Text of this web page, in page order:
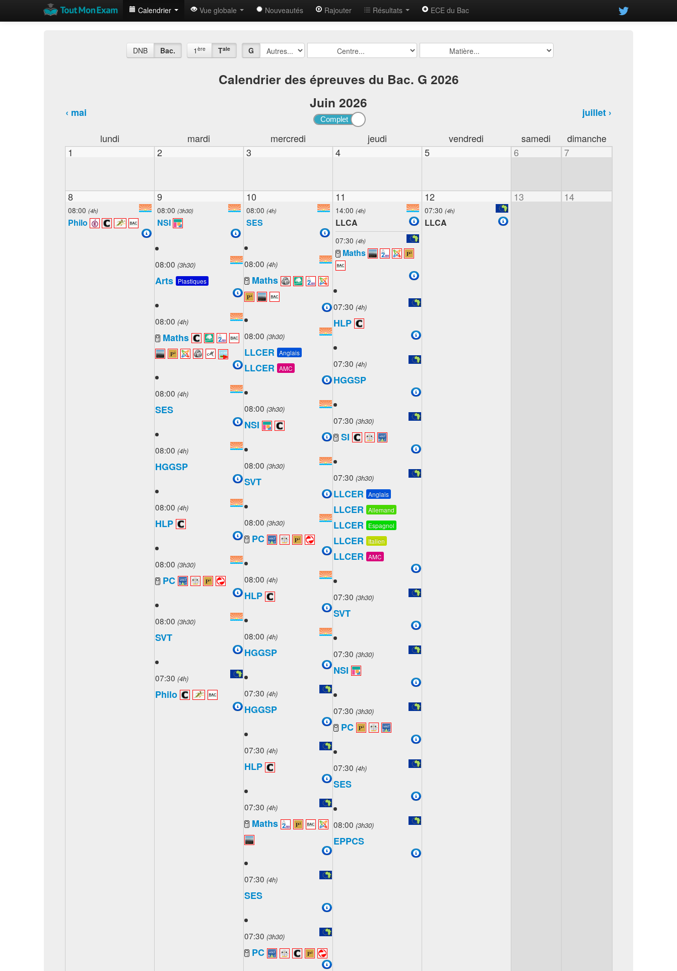
Calendrier Vue globale Nouveautés Rajouter Résultats ECE du Bac
DNB Bac. 1 ère Tale G
Calendrier des épreuves du Bac. G 2026
Juin 2026
‹ mai
juillet ›
lundi
mardi mercredi jeudi vendredi samedi
dimanche
1
2 3 4 5 6 7
8
08:00 (4h)
Philo
9
08:00 (3h30)
NSI
08:00 (3h30)
Arts Plastiques
08:00 (4h)
Maths
08:00 (4h)
SES
08:00 (4h)
HGGSP
08:00 (4h)
HLP
08:00 (3h30)
PC
08:00 (3h30)
SVT
07:30 (4h)
Philo
10
08:00 (4h)
SES
08:00 (4h)
Maths
08:00 (3h30)
LLCER Anglais
LLCER AMC
08:00 (3h30)
NSI
08:00 (3h30)
SVT
08:00 (3h30)
PC
08:00 (4h)
HLP
08:00 (4h)
HGGSP
07:30 (4h)
HGGSP
07:30 (4h)
HLP
07:30 (4h)
Maths
07:30 (4h)
SES
07:30 (3h30)
PC
11
14:00 (4h)
LLCA
07:30 (4h)
Maths
07:30 (4h)
HLP
07:30 (4h)
HGGSP
07:30 (3h30)
SI
07:30 (3h30)
LLCER Anglais
LLCER Allemand
LLCER Espagnol
LLCER Italien
LLCER AMC
07:30 (3h30)
SVT
07:30 (3h30)
NSI
07:30 (3h30)
PC
07:30 (4h)
SES
08:00 (3h30)
EPPCS
12
07:30 (4h)
LLCA
13 14